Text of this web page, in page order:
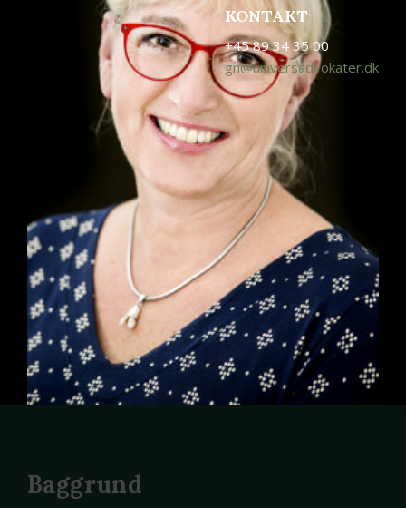
KONTAKT
+45 89 34 35 00
gn@universadvokater.dk
Baggrund